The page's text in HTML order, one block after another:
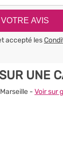
accepté les
UNE
- Voir sur